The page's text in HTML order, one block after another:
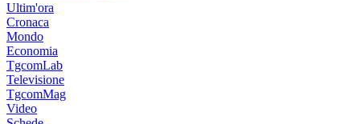
Ultim'ora
Cronaca
Mondo
Economia
TgcomLab
Televisione
TgcomMag
Video